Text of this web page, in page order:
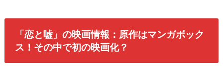
「恋と嘘」の映画情報：原作はマンガボック
ス！その中で初の映画化？